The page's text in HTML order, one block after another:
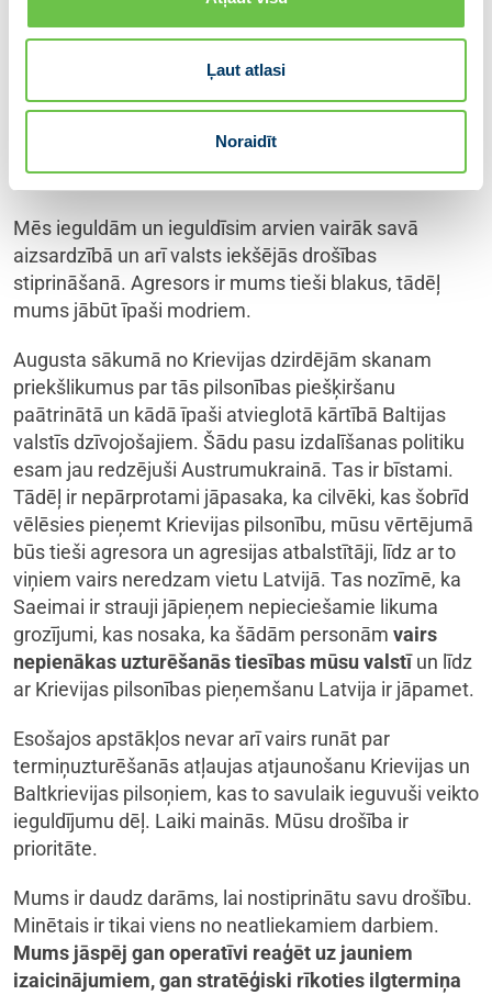
Ļaut atlasi
Noraidīt
saskārās ar ļoti lielu skepsi un neticību. Tāpat
nepieciešamie lēmumi Krievijas ierobežošanai.
Stiprināt Latviju
Mēs ieguldām un ieguldīsim arvien vairāk savā
aizsardzībā un arī valsts iekšējās drošības
stiprināšanā. Agresors ir mums tieši blakus, tādēļ
mums jābūt īpaši modriem.
Augusta sākumā no Krievijas dzirdējām skanam
priekšlikumus par tās pilsonības piešķiršanu
paātrinātā un kādā īpaši atvieglotā kārtībā Baltijas
valstīs dzīvojošajiem. Šādu pasu izdalīšanas politiku
esam jau redzējuši Austrumukrainā. Tas ir bīstami.
Tādēļ ir nepārprotami jāpasaka, ka cilvēki, kas šobrīd
vēlēsies pieņemt Krievijas pilsonību, mūsu vērtējumā
būs tieši agresora un agresijas atbalstītāji, līdz ar to
viņiem vairs neredzam vietu Latvijā. Tas nozīmē, ka
Saeimai ir strauji jāpieņem nepieciešamie likuma
grozījumi, kas nosaka, ka šādām personām vairs
nepienākas uzturēšanās tiesības mūsu valstīun līdz
ar Krievijas pilsonības pieņemšanu Latvija ir jāpamet.
Esošajos apstākļos nevar arī vairs runāt par
termiņuzturēšanās atļaujas atjaunošanu Krievijas un
Baltkrievijas pilsoņiem, kas to savulaik ieguvuši veikto
ieguldījumu dēļ. Laiki mainās. Mūsu drošība ir
prioritāte.
Mums ir daudz darāms, lai nostiprinātu savu drošību.
Minētais ir tikai viens no neatliekamiem darbiem.
Mums jāspēj gan operatīvi reaģēt uz jauniem
izaicinājumiem, gan stratēģiski rīkoties ilgtermiņa